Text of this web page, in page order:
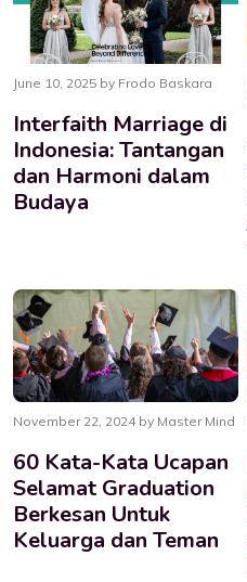
June 10, 2025 by Frodo Baskara
Interfaith Marriage di
Indonesia: Tantangan
dan Harmoni dalam
Budaya
November 22, 2024 by Master Mind
60 Kata-Kata Ucapan
Selamat Graduation
Berkesan Untuk
Keluarga dan Teman